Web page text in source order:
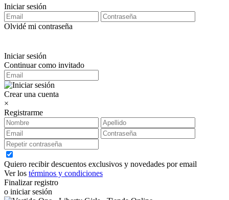
Iniciar sesión
Olvidé mi contraseña
Iniciar sesión
Continuar como invitado
Crear una cuenta
×
Registrarme
Quiero recibir descuentos exclusivos y novedades por email
Ver los términos y condiciones
Finalizar registro
o iniciar sesión